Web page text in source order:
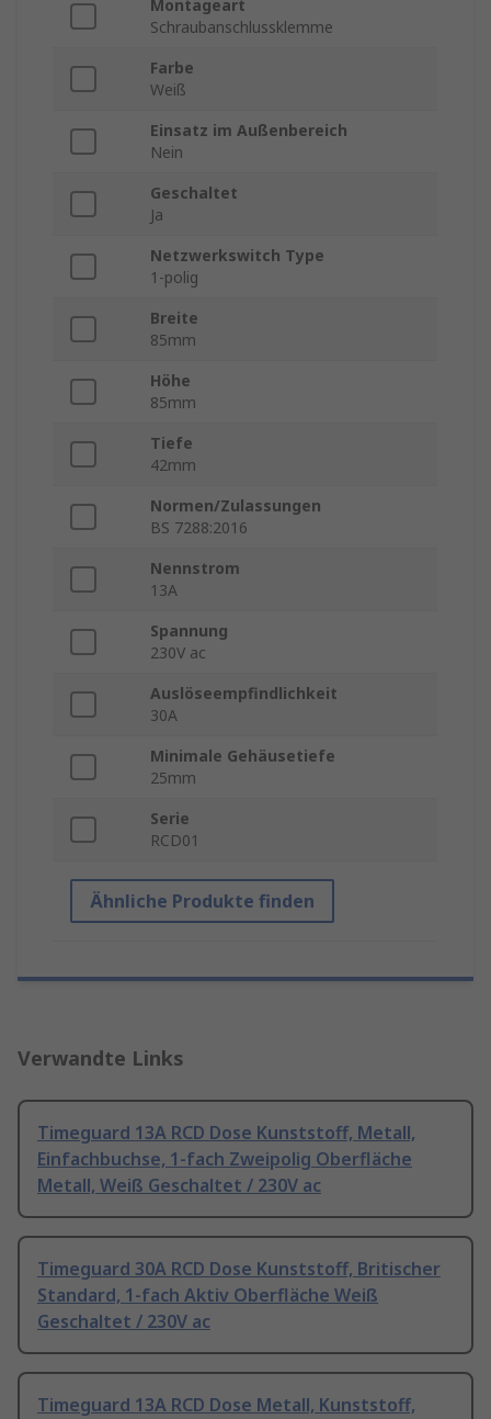
Montageart
Schraubanschlussklemme
Farbe
Weiß
Einsatz im Außenbereich
Nein
Geschaltet
Ja
Netzwerkswitch Type
1-polig
Breite
85mm
Höhe
85mm
Tiefe
42mm
Normen/Zulassungen
BS 7288:2016
Nennstrom
13A
Spannung
230V ac
Auslöseempfindlichkeit
30A
Minimale Gehäusetiefe
25mm
Serie
RCD01
Ähnliche Produkte finden
Verwandte Links
Timeguard 13A RCD Dose Kunststoff, Metall,
Einfachbuchse, 1-fach Zweipolig Oberfläche
Metall, Weiß Geschaltet / 230V ac
Timeguard 30A RCD Dose Kunststoff, Britischer
Standard, 1-fach Aktiv Oberfläche Weiß
Geschaltet / 230V ac
Timeguard 13A RCD Dose Metall, Kunststoff,